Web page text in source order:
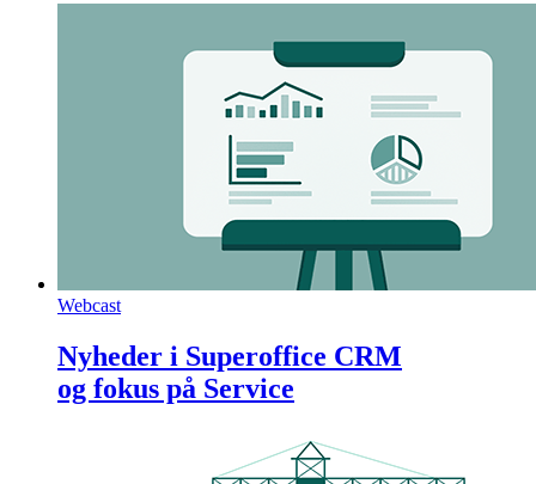
Webcast
Nyheder i Superoffice CRM
og fokus på Service